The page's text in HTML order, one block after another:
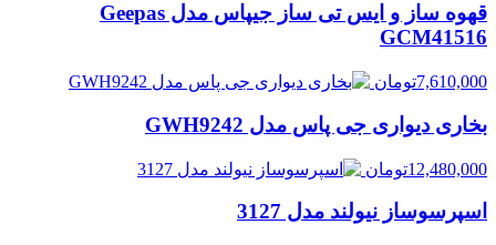
قهوه ساز و ایس تی ساز جیپاس مدل Geepas
GCM41516
7,610,000تومان
بخاری دیواری جی پاس مدل GWH9242
12,480,000تومان
اسپرسوساز نیولند مدل 3127